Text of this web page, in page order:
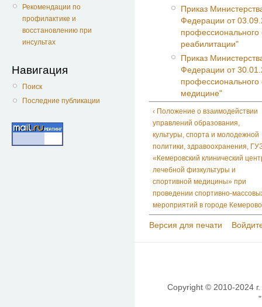
Рекомендации по
профилактике и
восстановлению при
инсультах
Навигация
Поиск
Последние публикации
Приказ
Федерации от
реабилитации"
Приказ
Федерации от
профессионального
медицине"
‹ Положение о взаимодействии
управлений образования,
культуры, спорта и молодежной
политики, здравоохранения,
«Кемеровский клинический
лечебной физкультуры и
спортивной медицины» при
проведении спортивно-
мероприятий в городе Кемерово
Версия для печати
Copyright © 2010-2024